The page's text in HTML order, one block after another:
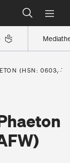
(HSN: 0603,